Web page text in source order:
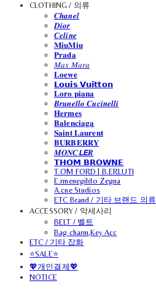
CLOTHING / 의류
𝑪𝒉𝒂𝒏𝒆𝒍
𝑫𝒊𝒐𝒓
𝑪𝒆𝒍𝒊𝒏𝒆
𝐌𝐢𝐮𝐌𝐢𝐮
𝐏𝐫𝐚𝐝𝐚
𝑀𝑎𝑥 𝑀𝑎𝑟𝑎
𝐋𝐨𝐞𝐰𝐞
𝗟𝗼𝘂𝗶𝘀 𝗩𝘂𝗶𝘁𝘁𝗼𝗻
𝐋𝐨𝐫𝐨 𝐩𝐢𝐚𝐧𝐚
𝑩𝒓𝒖𝒏𝒆𝒍𝒍𝒐 𝑪𝒖𝒄𝒊𝒏𝒆𝒍𝒍𝒊
𝐇𝐞𝐫𝐦𝐞𝐬
𝐁𝐚𝐥𝐞𝐧𝐜𝐢𝐚𝐠𝐚
𝐒𝐚𝐢𝐧𝐭 𝐋𝐚𝐮𝐫𝐞𝐧𝐭
𝐁𝐔𝐑𝐁𝐄𝐑𝐑𝐘
𝑴𝑶𝑵𝑪𝙇𝙀𝑹
𝗧𝗛𝗢𝗠 𝗕𝗥𝗢𝗪𝗡𝗘
T.OM FORD | B.ERLUTI
E.rmenegildo Zegna
A.cne Studios
ETC Brand / 기타 브랜드 의류
ACCESSORY / 악세사리
BELT / 벨트
Bag charm,Key Acc
ETC / 기타 잡화
⭐SALE⭐
💖개인결제💖
NOTICE